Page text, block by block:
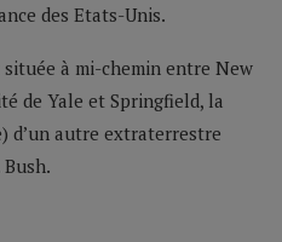
des Etats-Unis.
à mi-chemin entre New
de Yale et Springfield, la
d’un autre extraterrestre